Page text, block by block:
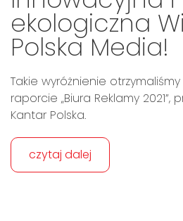
ekologiczna
Polska Media!
Takie wyróżnienie
raporcie „Biura Reklamy
Kantar Polska.
czytaj dalej